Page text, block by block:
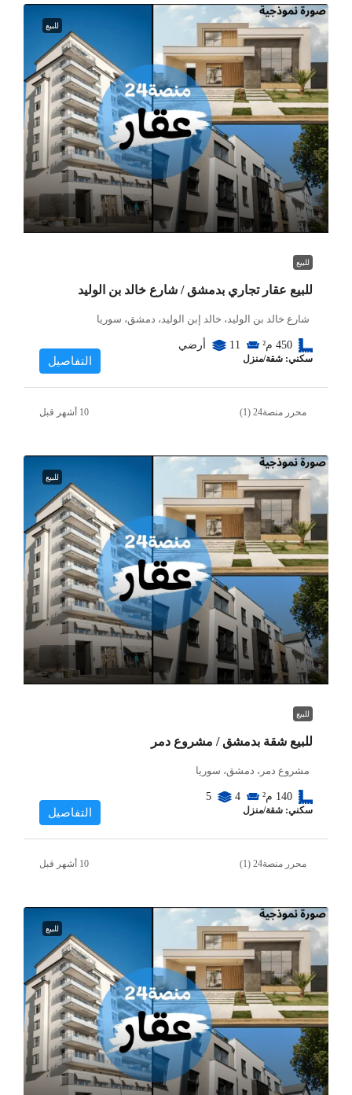
للبيع
للبيع
للبيع عقار تجاري بدمشق / شارع خالد بن الوليد
شارع خالد بن الوليد، خالد إبن الوليد، دمشق، سوريا
450 م² 11 أرضي
سكني: شقة/منزل التفاصيل
محرر منصة24 (1)
للبيع
للبيع
للبيع شقة بدمشق / مشروع دمر
مشروع دمر، دمشق، سوريا
140 م² 4
5
سكني: شقة/منزل التفاصيل
محرر منصة24 (1)
للبيع